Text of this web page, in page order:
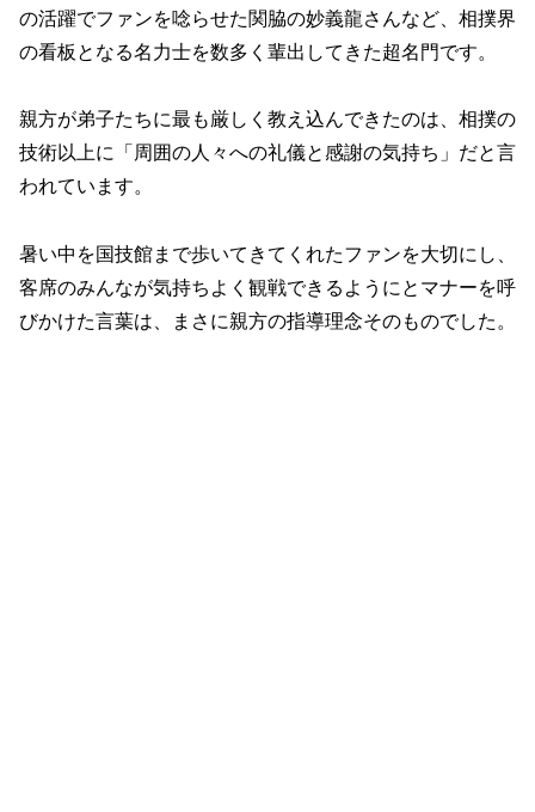
の活躍でファンを唸らせた関脇の妙義龍さんなど、相撲界
の看板となる名力士を数多く輩出してきた超名門です。
親方が弟子たちに最も厳しく教え込んできたのは、相撲の
技術以上に「周囲の人々への礼儀と感謝の気持ち」だと言
われています。
暑い中を国技館まで歩いてきてくれたファンを大切にし、
客席のみんなが気持ちよく観戦できるようにとマナーを呼
びかけた言葉は、まさに親方の指導理念そのものでした。